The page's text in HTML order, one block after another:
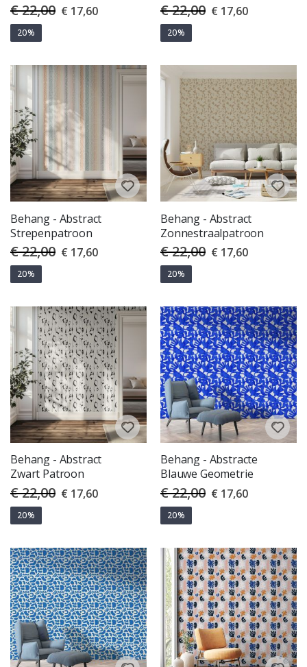
€ 22,00 Special
Price
€ 17,60
20%
€ 22,00 Special
Price
€ 17,60
20%
Behang - Abstract
Strepenpatroon
€ 22,00 Special
Price
€ 17,60
20%
Behang - Abstract
Zonnestraalpatroon
€ 22,00 Special
Price
€ 17,60
20%
Behang - Abstract
Zwart Patroon
€ 22,00 Special
Price
€ 17,60
20%
Behang - Abstracte
Blauwe Geometrie
€ 22,00 Special
Price
€ 17,60
20%